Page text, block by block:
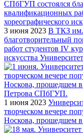
3 июня 2023 В ТКЗ
благотворительный
работ студентов IV
искусства
1 июня 2023
творческом вечере
Носкова, прошедшем